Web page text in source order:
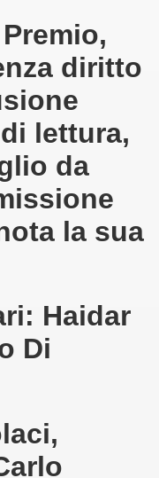
diritto
lettura,
da
la sua
: Haidar
Di